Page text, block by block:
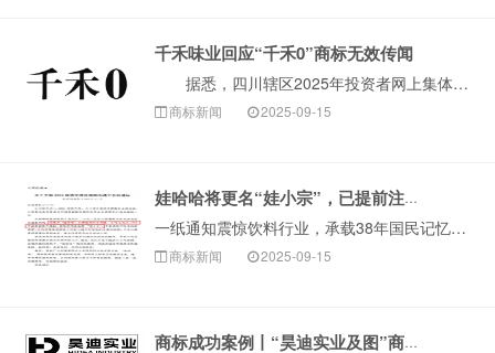
千禾味业回应“千禾0”商标无效传闻
据悉，四川辖区2025年投资者网上集体接待日及半年报业绩说明会在线上举行。千禾味业相关负责人在回应投资者提问时表示，有关“千禾0”商标被宣告无效的···
商标新闻 2025-09-15
娃哈哈将更名“娃小宗”，已提前注册商标！
一纸通知震惊饮料行业，承载38年国民记忆的“娃哈哈”品牌可能即将告别舞台。9月12日，娃哈哈集团旗下杭州娃哈哈宏辉食品饮料有限···
商标新闻 2025-09-15
商标成功案例丨“昊迪实业及图”商标驳回复审成功